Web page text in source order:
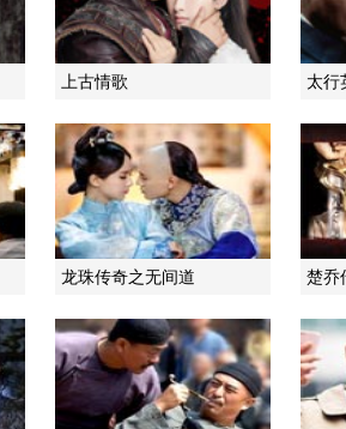
上古情歌 太行
龙珠传奇之无间道 楚乔